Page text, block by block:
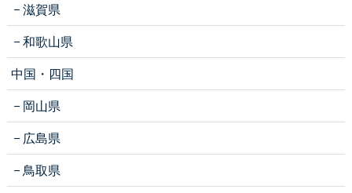
滋賀県
和歌山県
中国・四国
岡山県
広島県
鳥取県